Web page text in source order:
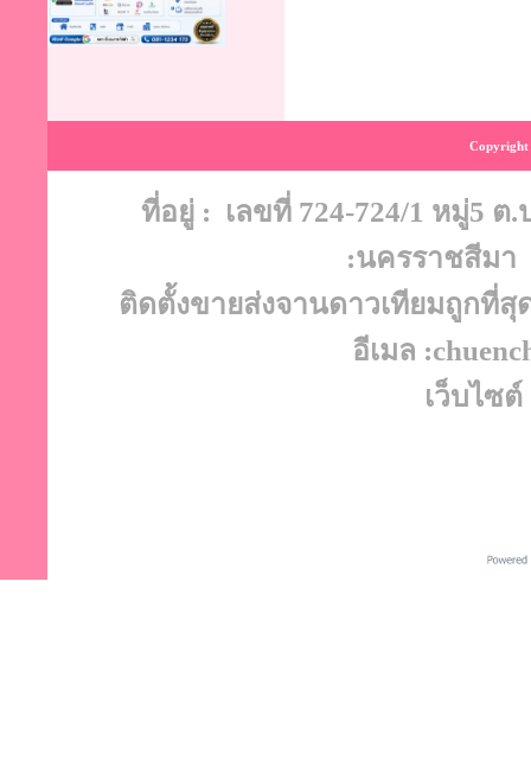
Copyright
ที่อยู่ : เลขที่ 724-724/1 หมู่5 ต
:นครราชสีม
ติดตั้งขายส่งจานดาวเทียมถูกที่สุ
อีเมล
เว็บไซต์